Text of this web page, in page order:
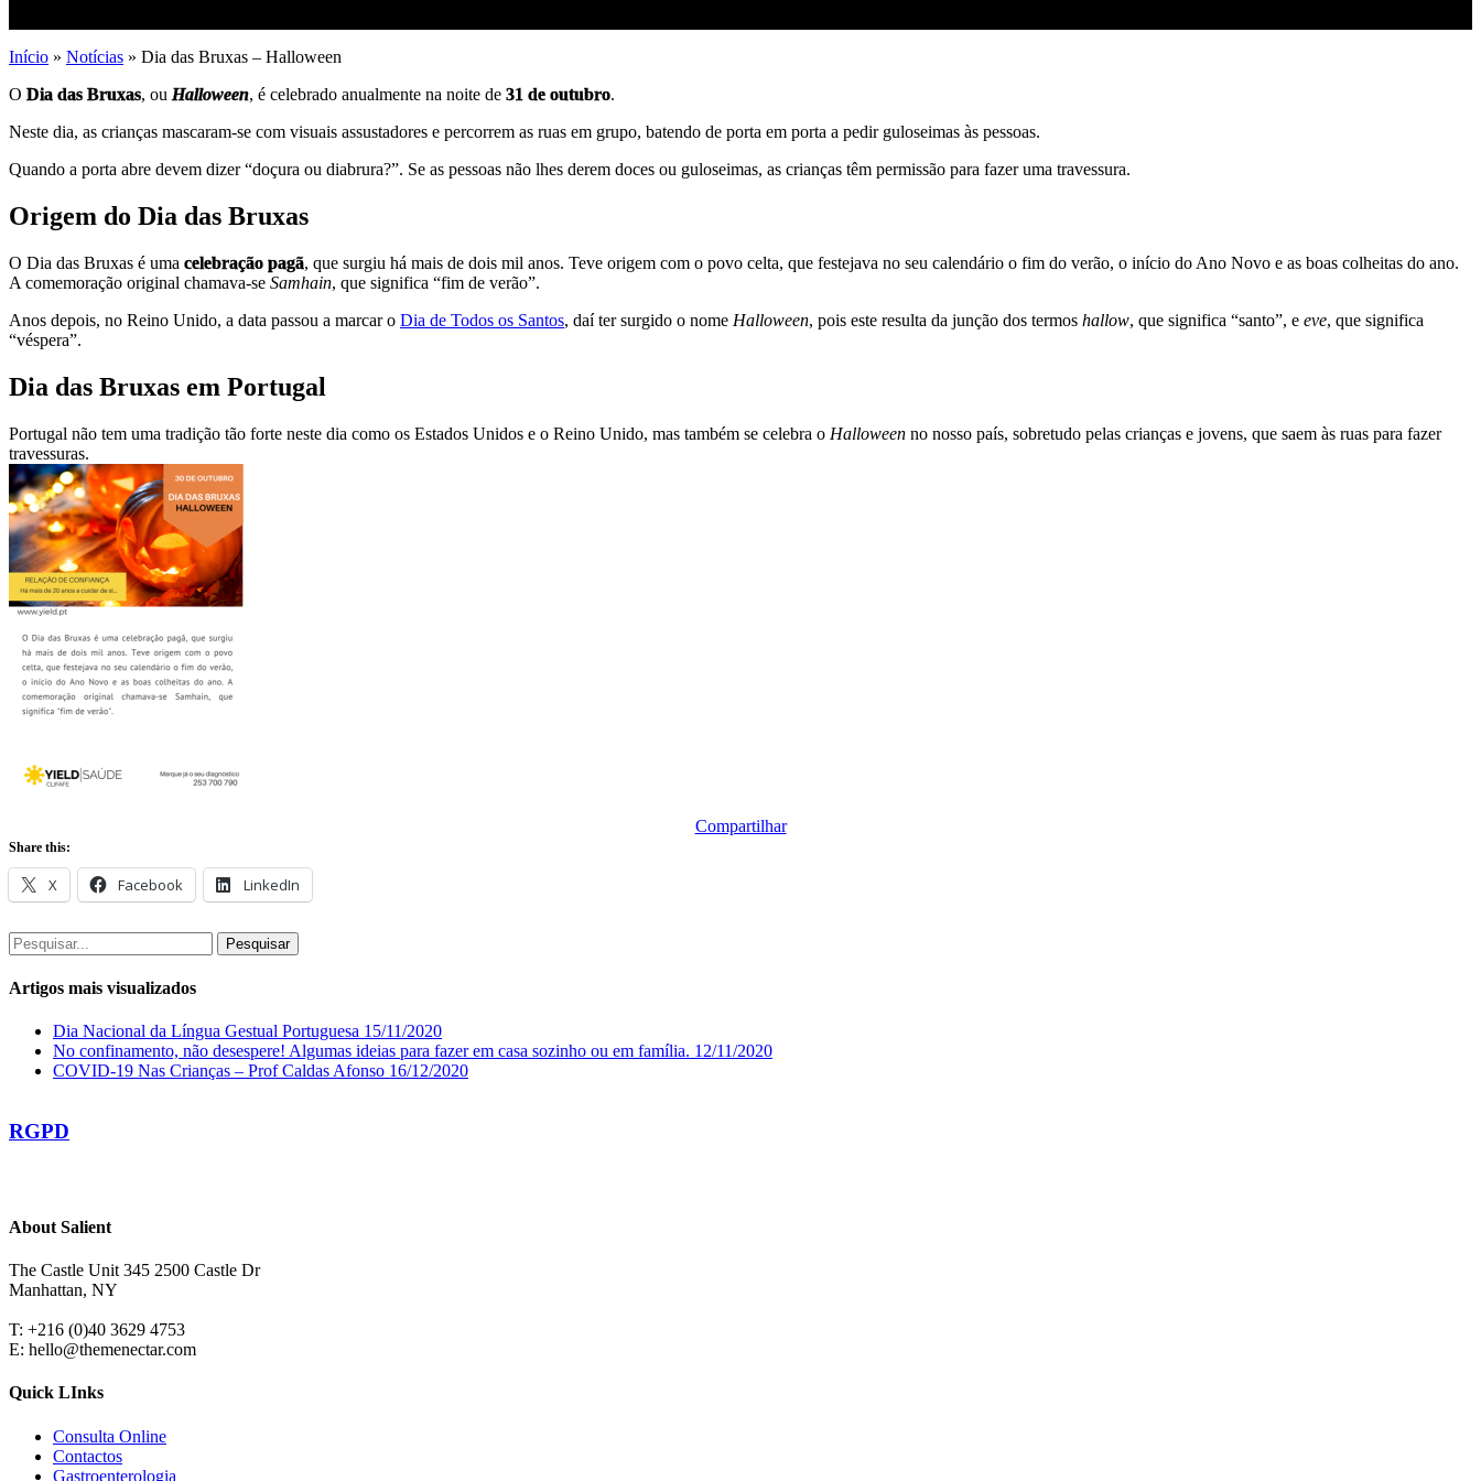
Início » Notícias » Dia das Bruxas – Halloween
O Dia das Bruxas, ou Halloween, é celebrado anualmente na noite de 31 de outubro.
Neste dia, as crianças mascaram-se com visuais assustadores e percorrem as ruas em grupo, batendo de porta em porta a pedir guloseimas às pessoas.
Quando a porta abre devem dizer “doçura ou diabrura?”. Se as pessoas não lhes derem doces ou guloseimas, as crianças têm permissão para fazer uma travessura.
Origem do Dia das Bruxas
O Dia das Bruxas é uma celebração pagã, que surgiu há mais de dois mil anos. Teve origem com o povo celta, que festejava no seu calendário o fim do verão, o início do Ano Novo e as boas colheitas do ano.
A comemoração original chamava-se Samhain, que significa “fim de verão”.
Anos depois, no Reino Unido, a data passou a marcar o Dia de Todos os Santos, daí ter surgido o nome Halloween, pois este resulta da junção dos termos hallow, que significa “santo”, e eve, que significa
“véspera”.
Dia das Bruxas em Portugal
Portugal não tem uma tradição tão forte neste dia como os Estados Unidos e o Reino Unido, mas também se celebra o Halloween no nosso país, sobretudo pelas crianças e jovens, que saem às ruas para fazer
travessuras.
Compartilhar
Share this:
X Facebook LinkedIn
Pesquisar
Artigos mais visualizados
Dia Nacional da Língua Gestual Portuguesa 15/11/2020
No confinamento, não desespere! Algumas ideias para fazer em casa sozinho ou em família. 12/11/2020
COVID-19 Nas Crianças – Prof Caldas Afonso 16/12/2020
RGPD
About Salient
The Castle Unit 345 2500 Castle Dr
Manhattan, NY
T: +216 (0)40 3629 4753
E: hello@themenectar.com
Quick LInks
Consulta Online
Contactos
Gastroenterologia